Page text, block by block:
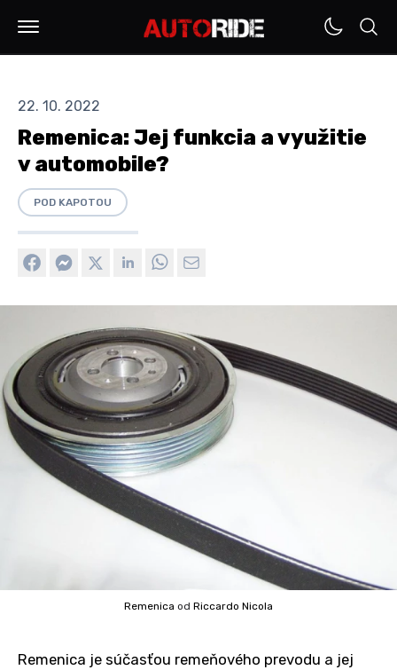
22. 10. 2022
Remenica: Jej funkcia a využitie
v automobile?
POD KAPOTOU
Remenica od Riccardo Nicola
Remenica je súčasťou remeňového prevodu a jej